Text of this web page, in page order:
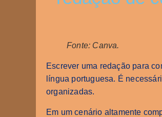
Fonte: Canva.
Escrever uma redação para
língua portuguesa. É
organizadas.
Em um cenário altamente